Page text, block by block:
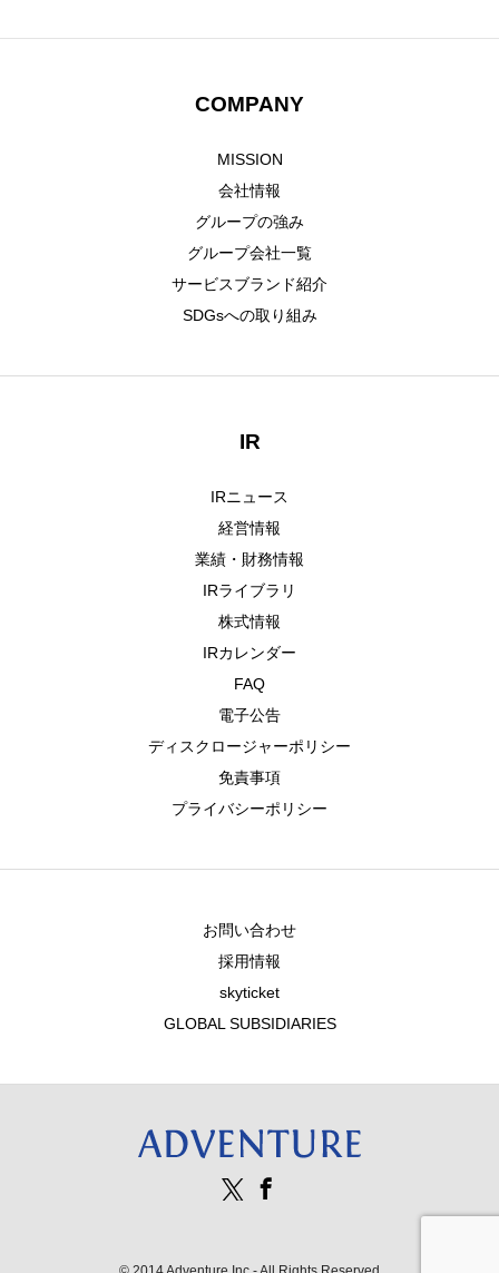
111.1%と二桁成長、夏休み需
COMPANY
MISSION
会社情報
グループの強み
グループ会社一覧
サービスブランド紹介
SDGsへの取り組み
IR
IRニュース
経営情報
業績・財務情報
IRライブラリ
株式情報
IRカレンダー
FAQ
電子公告
ディスクロージャーポリシー
免責事項
プライバシーポリシー
お問い合わせ
採用情報
skyticket
GLOBAL SUBSIDIARIES